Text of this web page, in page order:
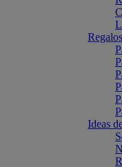
Ideas